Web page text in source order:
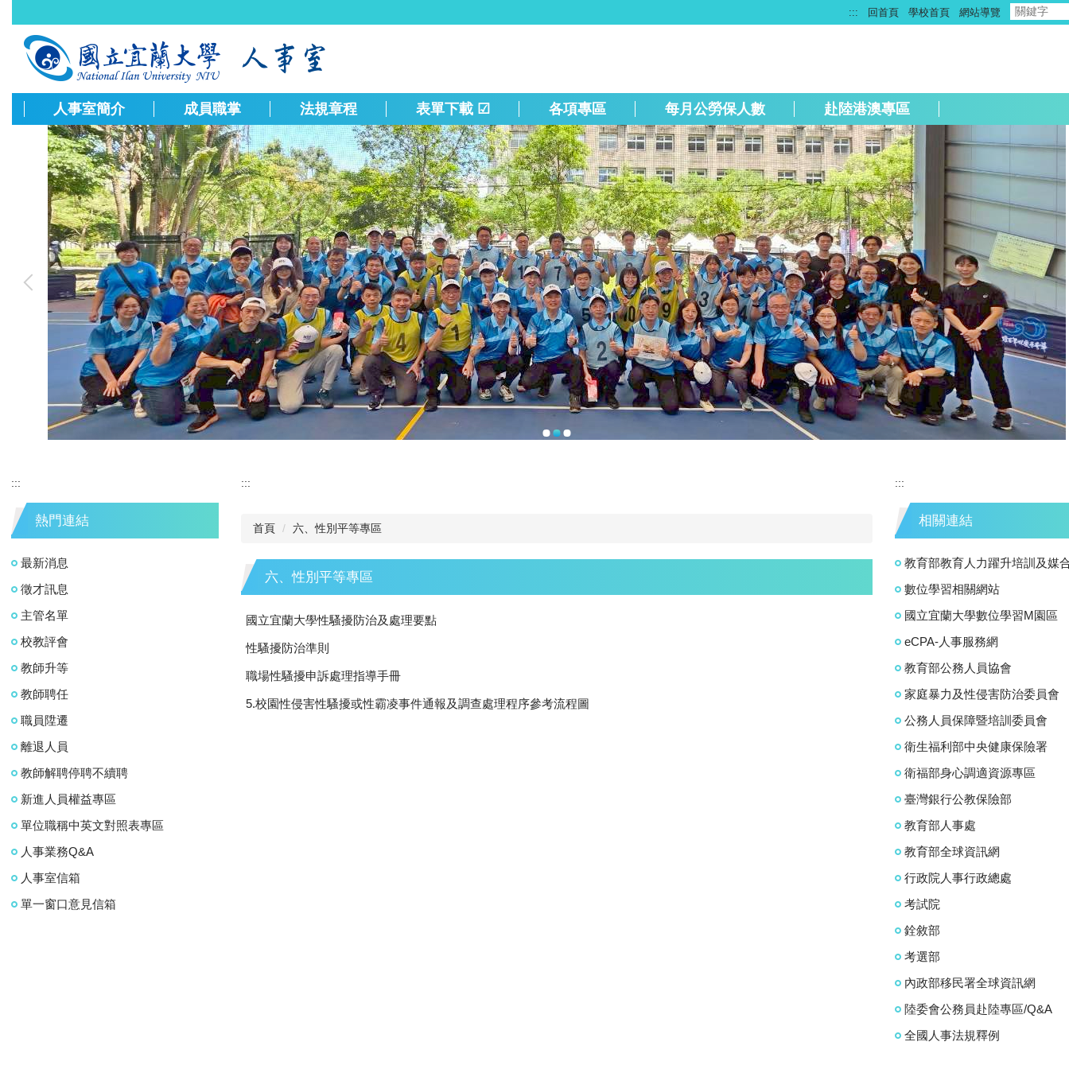
到
容
::: 回首頁 學校首頁 網站導覽
人事室簡介 成員職掌 法規章程 表單下載 ☑ 各項專區 每月公勞保人數 赴陸港澳專區
:::
熱門連結
最新消息
徵才訊息
主管名單
校教評會
教師升等
教師聘任
職員陞遷
離退人員
教師解聘停聘不續聘
新進人員權益專區
單位職稱中英文對照表專區
人事業務Q&A
人事室信箱
單一窗口意見信箱
:::
首頁 六、性別平等專區
六、性別平等專區
國立宜蘭大學性騷擾防治及處理要點
性騷擾防治準則
職場性騷擾申訴處理指導手冊
5.校園性侵害性騷擾或性霸凌事件通報及調查處理程序參考流程圖
:::
相關連結
教育部教育人力躍升培訓及媒
數位學習相關網站
國立宜蘭大學數位學習M園區
eCPA-人事服務網
教育部公務人員協會
家庭暴力及性侵害防治委員會
公務人員保障暨培訓委員會
衛生福利部中央健康保險署
衛福部身心調適資源專區
臺灣銀行公教保險部
教育部人事處
教育部全球資訊網
行政院人事行政總處
考試院
銓敘部
考選部
內政部移民署全球資訊網
陸委會公務員赴陸專區/Q&A
全國人事法規釋例